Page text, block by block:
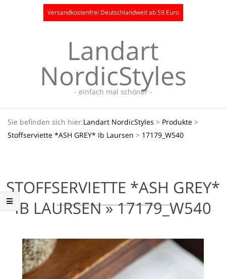
Versandkostenfrei Deutschlandweit ab 59 Euro
Landart
NordicStyles
- einfach mal schöner -
Navigation
Menu
Sie befinden sich hier:Landart NordicStyles > Produkte >
Stoffserviette *ASH GREY* Ib Laursen > 17179_W540
STOFFSERVIETTE *ASH GREY*
IB LAURSEN »17179_W540